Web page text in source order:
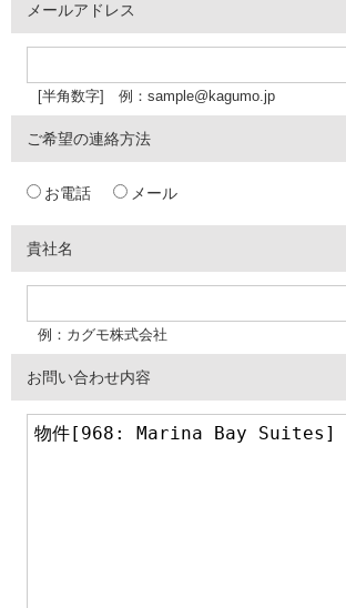
メールアドレス
[半角数字] 例：sample@kagumo.jp
ご希望の連絡方法
お電話 メール
貴社名
例：カグモ株式会社
お問い合わせ内容